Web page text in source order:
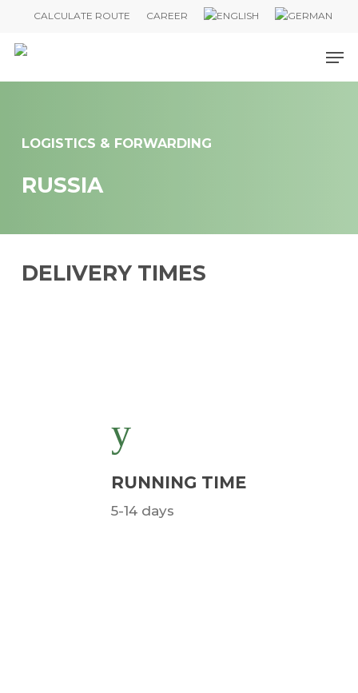
main
CALCULATE ROUTE CAREER
LOGISTICS & FORWARDING
RUSSIA
DELIVERY TIMES
RUNNING TIME
5-14 days